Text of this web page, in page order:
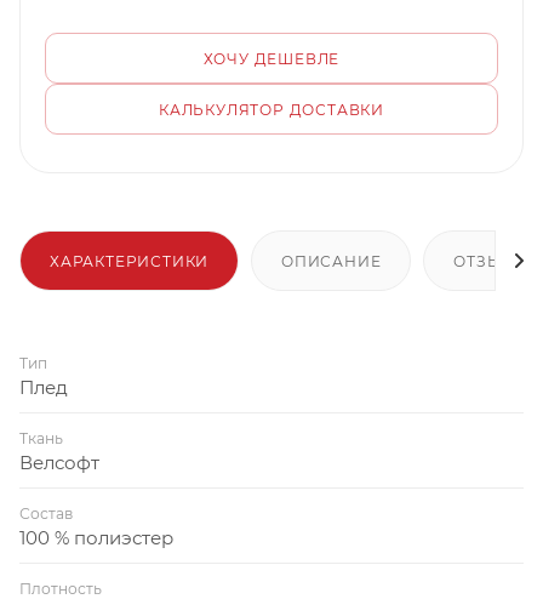
ХОЧУ ДЕШЕВЛЕ
КАЛЬКУЛЯТОР ДОСТАВКИ
ХАРАКТЕРИСТИКИ ОПИСАНИЕ ОТЗЫВЫ
Тип
Плед
Ткань
Велсофт
Состав
100 % полиэстер
Плотность